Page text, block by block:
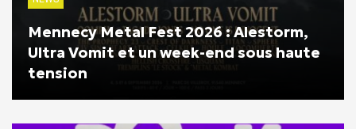
Mennecy Metal Fest 2026 : Alestorm,
Ultra Vomit et un week-end sous haute
tension